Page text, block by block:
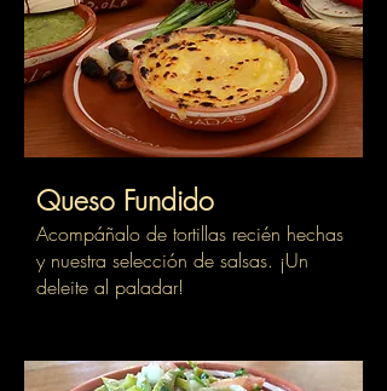
Queso Fundido
Acompáñalo de tortillas recién hechas
y nuestra selección de salsas. ¡Un
deleite al paladar!